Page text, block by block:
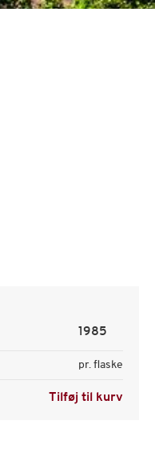
1985
pr. flaske
Tilføj til kurv